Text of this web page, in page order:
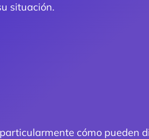
situación.
cómo pueden